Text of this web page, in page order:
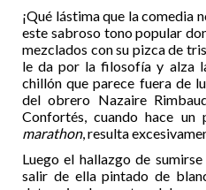
¡Qué lástima que la comedia
este sabroso tono popular
mezclados con su pizca de
le da por la filosofía y alza
chillón que parece fuera de
del obrero Nazaire
Confortés, cuando hace
marathon, resulta
Luego el hallazgo de
salir de ella pintado de